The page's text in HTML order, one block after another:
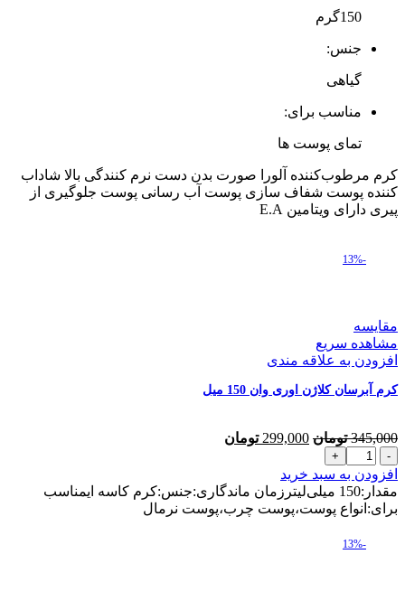
150
عدد
150گرم
جنس:
گیاهی
مناسب برای:
تمای پوست ها
کرم مرطوب‌کننده آلورا صورت بدن دست نرم کنندگی بالا شاداب
کننده پوست شفاف سازی پوست آب رسانی پوست جلوگیری از
پیری دارای ویتامین E.A
-13%
مقایسه
مشاهده سریع
افزودن به علاقه مندی
کرم آبرسان کلاژن اوری وان 150 میل
345,000 تومان قیمت
بود.
299,000 تومان
است.
کرم
آبرسان
کلاژن
اوری
150
افزودن به سبد خرید
مقدار:150 میلی‌لیترزمان ماندگاری:جنس:کرم کاسه ایمناسب
برای:انواع پوست،پوست چرب،پوست نرمال
-13%